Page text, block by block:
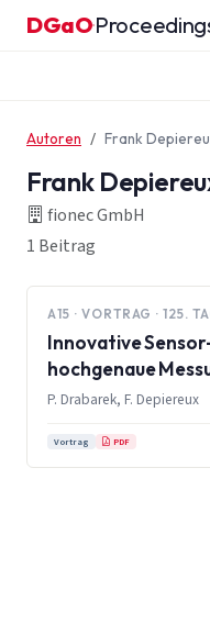
Zum Inhalt springen
DGaO·
Autoren Frank
Frank
fionec GmbH
1 Beitrag
A15 · VORTRAG · 125.
Innovative
hochgenaue
P. Drabarek, F. Depiereux
Vortrag PDF